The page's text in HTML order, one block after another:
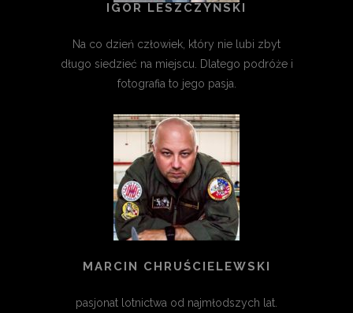
IGOR LESZCZYŃSKI
Na co dzień człowiek, który nie lubi zbyt
długo siedzieć na miejscu. Dlatego podróże i
fotografia to jego pasja.
MARCIN CHRUŚCIELEWSKI
pasjonat lotnictwa od najmłodszych lat.